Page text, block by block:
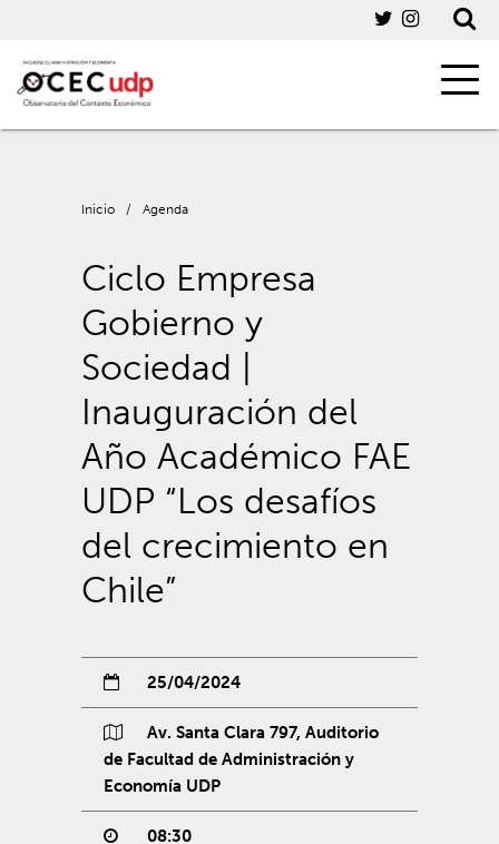
Inicio / Agenda
Ciclo Empresa
Gobierno y
Sociedad |
Inauguración del
Año Académico FAE
UDP “Los desafíos
del crecimiento en
Chile”
25/04/2024
Av. Santa Clara 797, Auditorio
de Facultad de Administración y
Economía UDP
08:30